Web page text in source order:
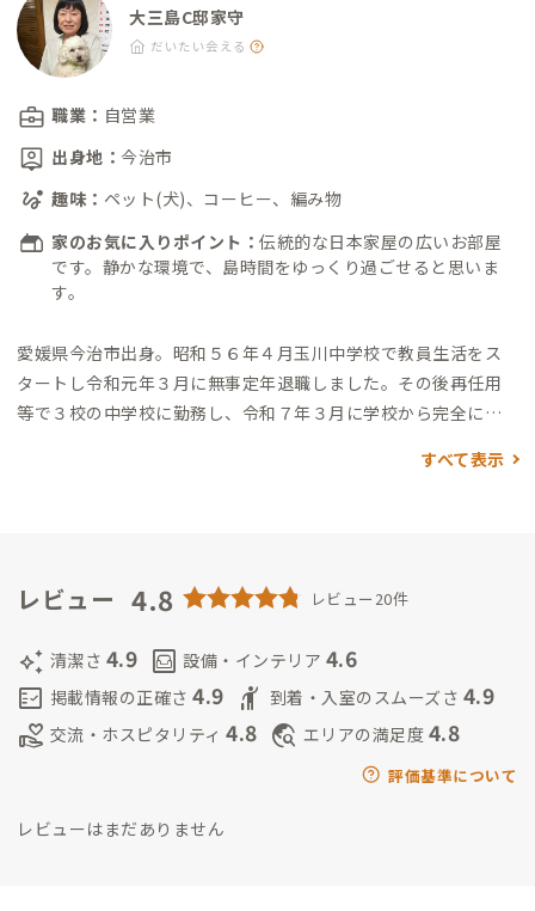
車3分 ・多々羅展望台：車5分 ・井上苺園：車5分 ・多々羅キャ
ンプ場：車5分 ・大三島美術館：車11分 ・大山祇神社：車12分
（四国随一のパワースポット） ・今治市立大三島図書館：車12
分 ・岩田健母と子のミュージアム：車17分 ・ところミュージア
ム大三島：車18分 ・伊東豊男建築ミュージアム：車19分
大三島C邸家守
だいたい会える
職業： 自営業
出身地： 今治市
趣味： ペット(犬)、コーヒー、編み物
家のお気に入りポイント： 伝統的な日本家屋の広いお部屋
です。静かな環境で、島時間をゆっくり過ごせると思いま
す。
愛媛県今治市出身。 昭和５６年４月玉川中学校で教員生活をス
タートし令和元年３月に無事定年退職しました。その後再任用
等で３校の中学校に勤務し、令和７年３月に学校から完全に退
です。趣味はペットと編み物のです。人と接することが好きなの
すべて表示
レビュー 4.8 レビュー20件
auto_awesome 清潔さ 4.9 living 設備・インテリア 4.6
fact_check 掲載情報の正確さ 4.9 hail 到着・入室のスムーズさ 4.9
volunteer_activism 交流・ホスピタリティ 4.8 travel_explore エリアの満足度 4.8
評価基準について
レビューはまだありません